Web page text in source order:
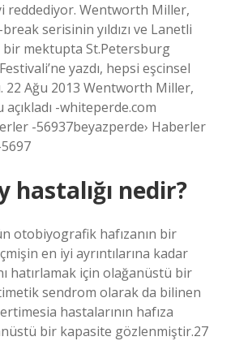
reddediyor. Wentworth Miller,
break serisinin yıldızı ve Lanetli
bir mektupta St.Petersburg
yazdı, hepsi eşcinsel
22 Ağu 2013 Wentworth Miller,
-whiteperde.com
-56937beyazperde› Haberler
hastalığı nedir?
otobiyografik hafızanın bir
en iyi ayrıntılarına kadar
hatırlamak için olağanüstü bir
sendrom olarak da bilinen
hastalarının hafıza
bir kapasite gözlenmiştir.27